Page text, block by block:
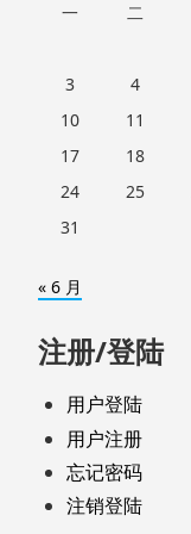
一 二
3
4
10
11
17
18
24
25
31
« 6 月
注册/登陆
用户登陆
用户注册
忘记密码
注销登陆